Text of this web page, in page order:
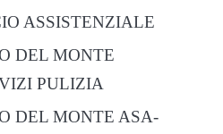
ASSISTENZIALE
DEL MONTE
PULIZIA
DEL MONTE ASA-